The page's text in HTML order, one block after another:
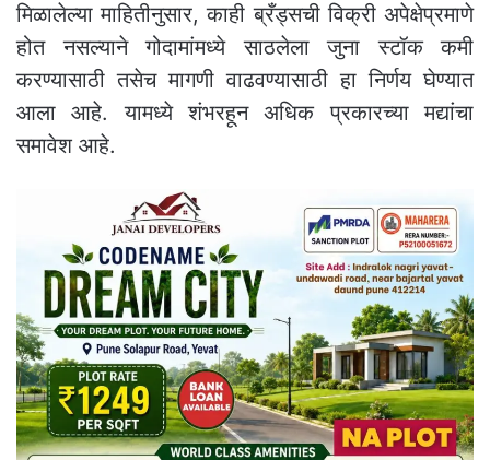
मिळालेल्या माहितीनुसार, काही ब्रँड्सची विक्री अपेक्षेप्रमाणे
होत नसल्याने गोदामांमध्ये साठलेला जुना स्टॉक कमी
करण्यासाठी तसेच मागणी वाढवण्यासाठी हा निर्णय घेण्यात
आला आहे. यामध्ये शंभरहून अधिक प्रकारच्या मद्यांचा
समावेश आहे.